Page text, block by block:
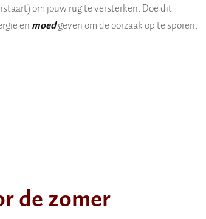
om jouw rug te versterken. Doe dit
enmoedgeven om de oorzaak op te sporen.
de zomer